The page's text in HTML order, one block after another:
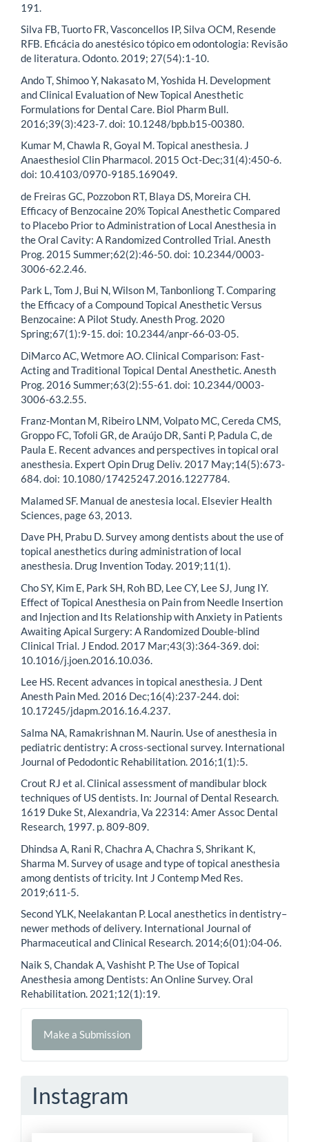
191.
Silva FB, Tuorto FR, Vasconcellos IP, Silva OCM, Resende
RFB. Eficácia do anestésico tópico em odontologia: Revisão
de literatura. Odonto. 2019; 27(54):1-10.
Ando T, Shimoo Y, Nakasato M, Yoshida H. Development
and Clinical Evaluation of New Topical Anesthetic
Formulations for Dental Care. Biol Pharm Bull.
2016;39(3):423-7. doi: 10.1248/bpb.b15-00380.
Kumar M, Chawla R, Goyal M. Topical anesthesia. J
Anaesthesiol Clin Pharmacol. 2015 Oct-Dec;31(4):450-6.
doi: 10.4103/0970-9185.169049.
de Freiras GC, Pozzobon RT, Blaya DS, Moreira CH.
Efficacy of Benzocaine 20% Topical Anesthetic Compared
to Placebo Prior to Administration of Local Anesthesia in
the Oral Cavity: A Randomized Controlled Trial. Anesth
Prog. 2015 Summer;62(2):46-50. doi: 10.2344/0003-
3006-62.2.46.
Park L, Tom J, Bui N, Wilson M, Tanbonliong T. Comparing
the Efficacy of a Compound Topical Anesthetic Versus
Benzocaine: A Pilot Study. Anesth Prog. 2020
Spring;67(1):9-15. doi: 10.2344/anpr-66-03-05.
DiMarco AC, Wetmore AO. Clinical Comparison: Fast-
Acting and Traditional Topical Dental Anesthetic. Anesth
Prog. 2016 Summer;63(2):55-61. doi: 10.2344/0003-
3006-63.2.55.
Franz-Montan M, Ribeiro LNM, Volpato MC, Cereda CMS,
Groppo FC, Tofoli GR, de Araújo DR, Santi P, Padula C, de
Paula E. Recent advances and perspectives in topical oral
anesthesia. Expert Opin Drug Deliv. 2017 May;14(5):673-
684. doi: 10.1080/17425247.2016.1227784.
Malamed SF. Manual de anestesia local. Elsevier Health
Sciences, page 63, 2013.
Dave PH, Prabu D. Survey among dentists about the use of
topical anesthetics during administration of local
anesthesia. Drug Invention Today. 2019;11(1).
Cho SY, Kim E, Park SH, Roh BD, Lee CY, Lee SJ, Jung IY.
Effect of Topical Anesthesia on Pain from Needle Insertion
and Injection and Its Relationship with Anxiety in Patients
Awaiting Apical Surgery: A Randomized Double-blind
Clinical Trial. J Endod. 2017 Mar;43(3):364-369. doi:
10.1016/j.joen.2016.10.036.
Lee HS. Recent advances in topical anesthesia. J Dent
Anesth Pain Med. 2016 Dec;16(4):237-244. doi:
10.17245/jdapm.2016.16.4.237.
Salma NA, Ramakrishnan M. Naurin. Use of anesthesia in
pediatric dentistry: A cross-sectional survey. International
Journal of Pedodontic Rehabilitation. 2016;1(1):5.
Crout RJ et al. Clinical assessment of mandibular block
techniques of US dentists. In: Journal of Dental Research.
1619 Duke St, Alexandria, Va 22314: Amer Assoc Dental
Research, 1997. p. 809-809.
Dhindsa A, Rani R, Chachra A, Chachra S, Shrikant K,
Sharma M. Survey of usage and type of topical anesthesia
among dentists of tricity. Int J Contemp Med Res.
2019;611-5.
Second YLK, Neelakantan P. Local anesthetics in dentistry–
newer methods of delivery. International Journal of
Pharmaceutical and Clinical Research. 2014;6(01):04-06.
Naik S, Chandak A, Vashisht P. The Use of Topical
Anesthesia among Dentists: An Online Survey. Oral
Rehabilitation. 2021;12(1):19.
Make
Make a Submission
Instagram